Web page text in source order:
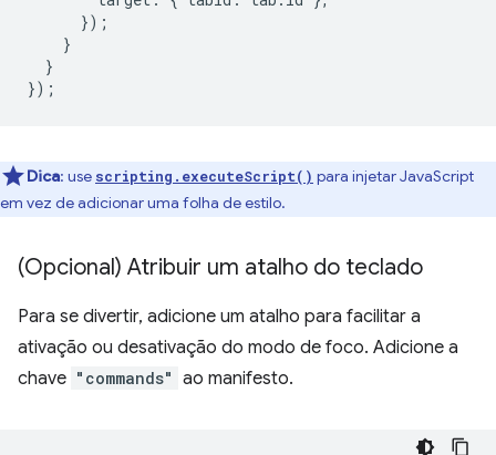
});
}
}
});
Dica: use scripting.executeScript() para injetar JavaScript
em vez de adicionar uma folha de estilo.
(Opcional) Atribuir um atalho do teclado
Para se divertir, adicione um atalho para facilitar a
ativação ou desativação do modo de foco. Adicione a
chave "commands" ao manifesto.